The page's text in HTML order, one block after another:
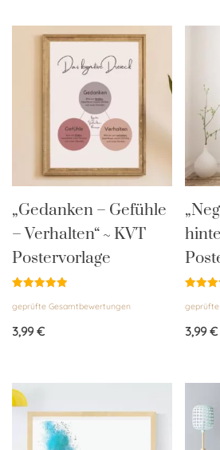
„Gedanken – Gefühle
– Verhalten“ ~ KVT
Postervorlage
mit
von 5
geprüfte Gesamtbewertungen
3,99€
mit
von 5
3,99€